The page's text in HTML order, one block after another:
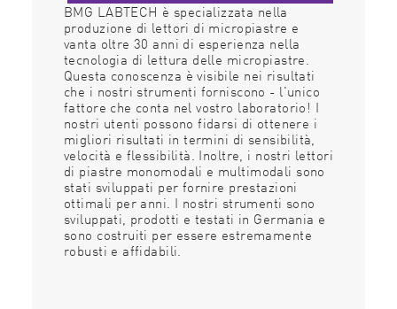
BMG LABTECH è specializzata nella
produzione di lettori di micropiastre e
vanta oltre 30 anni di esperienza nella
tecnologia di lettura delle micropiastre.
Questa conoscenza è visibile nei risultati
che i nostri strumenti forniscono - l'unico
fattore che conta nel vostro laboratorio! I
nostri utenti possono fidarsi di ottenere i
migliori risultati in termini di sensibilità,
velocità e flessibilità. Inoltre, i nostri lettori
di piastre monomodali e multimodali sono
stati sviluppati per fornire prestazioni
ottimali per anni. I nostri strumenti sono
sviluppati, prodotti e testati in Germania e
sono costruiti per essere estremamente
robusti e affidabili.